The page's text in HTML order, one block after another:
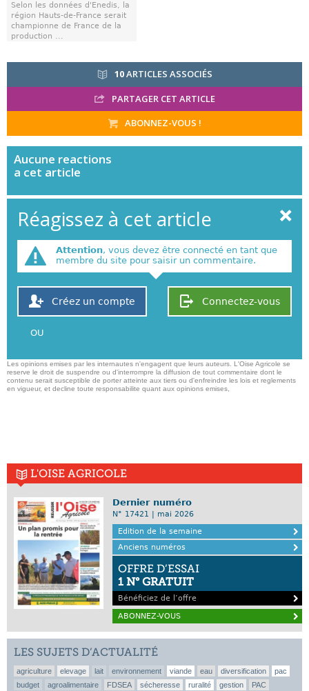
Selon les données d'Enedis, la
région Hauts-de-France serait
championne de France de la
production ...
10ARTICLES ASSOCIÉS
PARTAGER CET ARTICLE
ABONNEZ-VOUS !
Aucune reactions
a cet article
Réagissez à cet article
Attention, vous devez être connecté en tant que
membre du site pour saisir un commentaire.
Connectez-vous
Créez un compte
OU
Les opinions emises par les internautes n'engagent que leurs auteurs. L'Oise Agricole se
reserve le droit de suspendre ou d'interrompre la diffusion de tout commentaire dont le
contenu serait susceptible de porter atteinte aux tiers ou d'enfreindre les lois et reglements
en vigueur, et decline toute responsabilite quant aux opinions emises,
L'OISE AGRICOLE
Dernier numéro
N° 17421 | mai 2026
Edition de la semaine
Anciens numéros
OFFRE D’ESSAI
1 N° GRATUIT
Bénéficiez de l’offre
ABONNEZ-VOUS
LES SUJETS D’ACTUALITÉ
agriculture elevage lait environnement viande eau diversification
pac
budget
agroalimentaire FDSEA sécheresse ruralité gestion PAC